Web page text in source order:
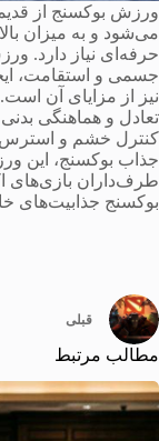
ورزش بوکسنج از
می‌شود و به میزان
حرفه‌ای نیاز دارد.
جسمی و استقامت،
نیز از مزایای آن
تعادل و هماهنگی
کنترل خشم و استرس
جذاب بوکسنج، این
طرف‌داران بازی‌های
بوکسنج جذابیت‌های
قبلی
مطالب مرتبط